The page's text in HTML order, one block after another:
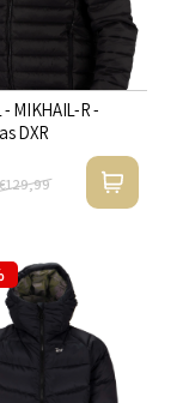
- MIKHAIL-R -
DXR
€129,99